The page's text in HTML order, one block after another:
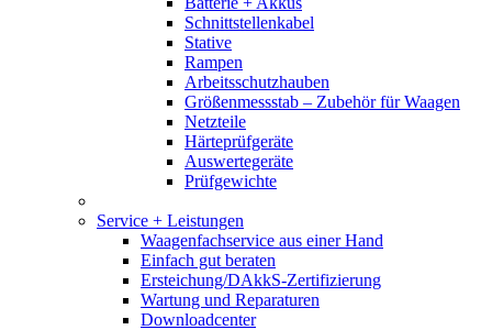
Schnittstellenkabel
Stative
Rampen
Arbeitsschutzhauben
Größenmessstab – Zubehör für Waagen
Netzteile
Härteprüfgeräte
Auswertegeräte
Prüfgewichte
Service + Leistungen
Waagenfachservice aus einer Hand
Einfach gut beraten
Ersteichung/DAkkS-Zertifizierung
Wartung und Reparaturen
Downloadcenter